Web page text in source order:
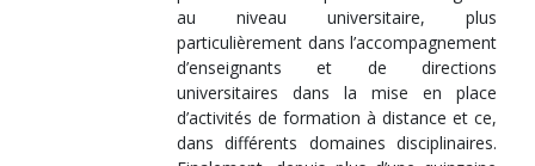
au niveau universitaire, plus
particulièrement dans l’accompagnement
d’enseignants et de directions
universitaires dans la mise en place
d’activités de formation à distance et ce,
dans différents domaines disciplinaires.